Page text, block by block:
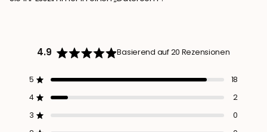
4.9
Mit
von
Sternen
Basierend auf 20 Rezensionen
5 Mit von 5 Sternen bewertet 18
5-
Sterne-
4 Mit von 5 Sternen bewertet 2
4-
Sterne-
3 Mit von 5 Sternen bewertet 0
3-
Sterne-
2-
Sterne-
1-
Sterne-